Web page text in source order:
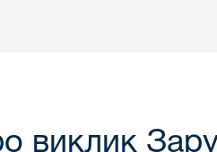
виклик